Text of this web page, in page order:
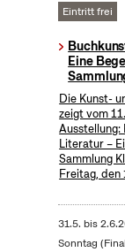
Eintritt frei
Eine
Die Kunst-
zeigt vom
Literatur –
Sammlung
Freitag, den
31.5. bis
Sonntag